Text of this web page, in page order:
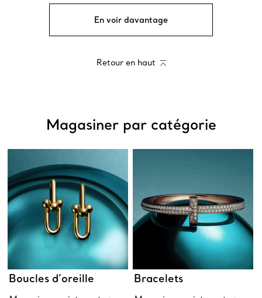
En voir davantage
Retour en haut
Magasiner par catégorie
Boucles d’oreille Bracelets